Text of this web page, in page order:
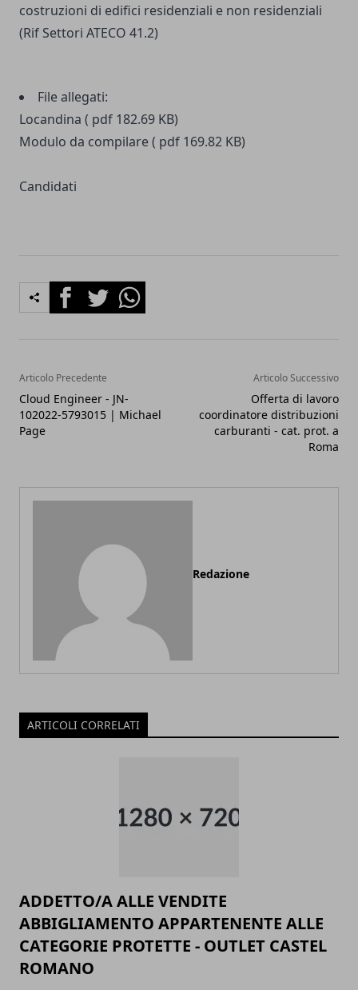
costruzioni di edifici residenziali e non residenziali
(Rif Settori ATECO 41.2)
File allegati:
Locandina ( pdf 182.69 KB)
Modulo da compilare ( pdf 169.82 KB)
Candidati
FacebookTwitterWhatsapp
Articolo Precedente
Cloud Engineer - JN-
102022-5793015 | Michael
Page
Articolo Successivo
Offerta di lavoro
coordinatore distribuzioni
carburanti - cat. prot. a
Roma
Redazione
ARTICOLI CORRELATI
ADDETTO/A ALLE VENDITE
ABBIGLIAMENTO APPARTENENTE ALLE
CATEGORIE PROTETTE - OUTLET CASTEL
ROMANO